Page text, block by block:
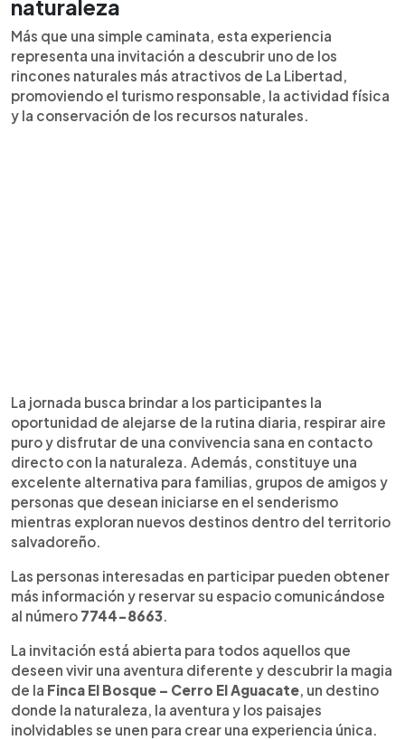
naturaleza
Más que una simple caminata, esta experiencia
representa una invitación a descubrir uno de los
rincones naturales más atractivos de La Libertad,
promoviendo el turismo responsable, la actividad física
y la conservación de los recursos naturales.
La jornada busca brindar a los participantes la
oportunidad de alejarse de la rutina diaria, respirar aire
puro y disfrutar de una convivencia sana en contacto
directo con la naturaleza. Además, constituye una
excelente alternativa para familias, grupos de amigos y
personas que desean iniciarse en el senderismo
mientras exploran nuevos destinos dentro del territorio
salvadoreño.
Las personas interesadas en participar pueden obtener
más información y reservar su espacio comunicándose
al número 7744-8663.
La invitación está abierta para todos aquellos que
deseen vivir una aventura diferente y descubrir la magia
de la Finca El Bosque – Cerro El Aguacate, un destino
donde la naturaleza, la aventura y los paisajes
inolvidables se unen para crear una experiencia única.